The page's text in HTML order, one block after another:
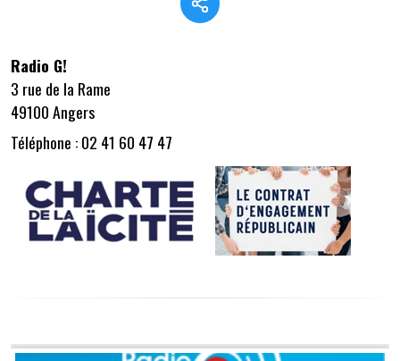
Radio G!
3 rue de la Rame
49100 Angers
Téléphone : 02 41 60 47 47